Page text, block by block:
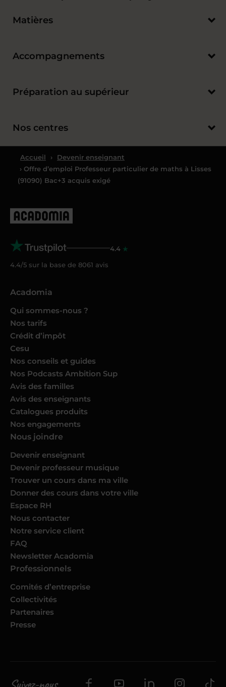
Matières
Accompagnements
Préparation au supérieur
Nos centres
Accueil ›
Devenir enseignant
› Offre d’emploi Professeur particulier de maths à Lisses
(91090) Bac+3 acquis exigé
4.4
4.4/5 sur la base de 8061 avis
Acadomia
Qui sommes-nous ?
Nos tarifs
Crédit d’impôt
Cesu
Nos conseils et guides
Nos Podcasts Ambition Sup
Avis des familles
Avis des enseignants
Catalogues produits
Nos engagements
Nous joindre
Devenir enseignant
Devenir professeur musique
Trouver un cours dans ma ville
Donner des cours dans votre ville
Espace RH
Nous contacter
Notre service client
FAQ
Newsletter Acadomia
Professionnels
Comités d’entreprise
Collectivités
Partenaires
Presse